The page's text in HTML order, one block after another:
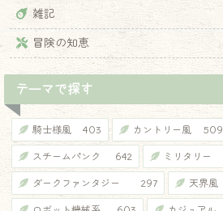
雑記
冒険の知恵
テーマで探す
騎士様風 403 カントリー風 509
スチームパンク 642 ミリタリー
ダークファンタジー 297 天界風